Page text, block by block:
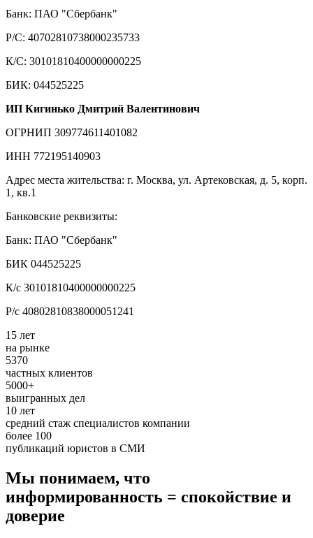
Банк: ПАО "Сбербанк"
Р/С: 40702810738000235733
К/С: 30101810400000000225
БИК: 044525225
ИП Кигинько Дмитрий Валентинович
ОГРНИП 309774611401082
ИНН 772195140903
Адрес места жительства: г. Москва, ул. Артековская, д. 5, корп.
1, кв.1
Банковские реквизиты:
Банк: ПАО "Сбербанк"
БИК 044525225
К/с 30101810400000000225
Р/с 40802810838000051241
15 лет
на рынке
5370
частных клиентов
5000+
выигранных дел
10 лет
средний стаж специалистов компании
более 100
публикаций юристов в СМИ
Мы понимаем, что
информированность = спокойствие и
доверие